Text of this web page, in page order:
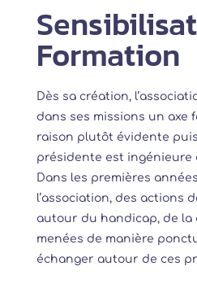
Formation
Dès sa création,
dans ses missions un axe
raison plutôt évidente
présidente est ingénieure
Dans les premières
l’association, des actions
autour du handicap, de la
menées de manière
échanger autour de ces